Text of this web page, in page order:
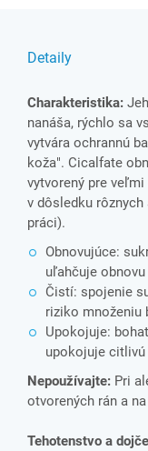
Detaily
Charakteristika:
nanáša, rýchlo sa
vytvára ochrannú
koža". Cicalfate
vytvorený pre
v dôsledku
práci).
Obnovujúce:
uľahčuje obnovu
Čistí: spojenie
riziko množeniu
Upokojuje:
upokojuje citlivú
Nepoužívajte: Pri
otvorených rán a
Tehotenstvo a